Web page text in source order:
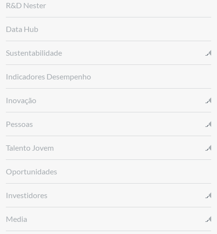
R&D Nester
Data Hub
Sustentabilidade
Indicadores Desempenho
Inovação
Pessoas
Talento Jovem
Oportunidades
Investidores
Media